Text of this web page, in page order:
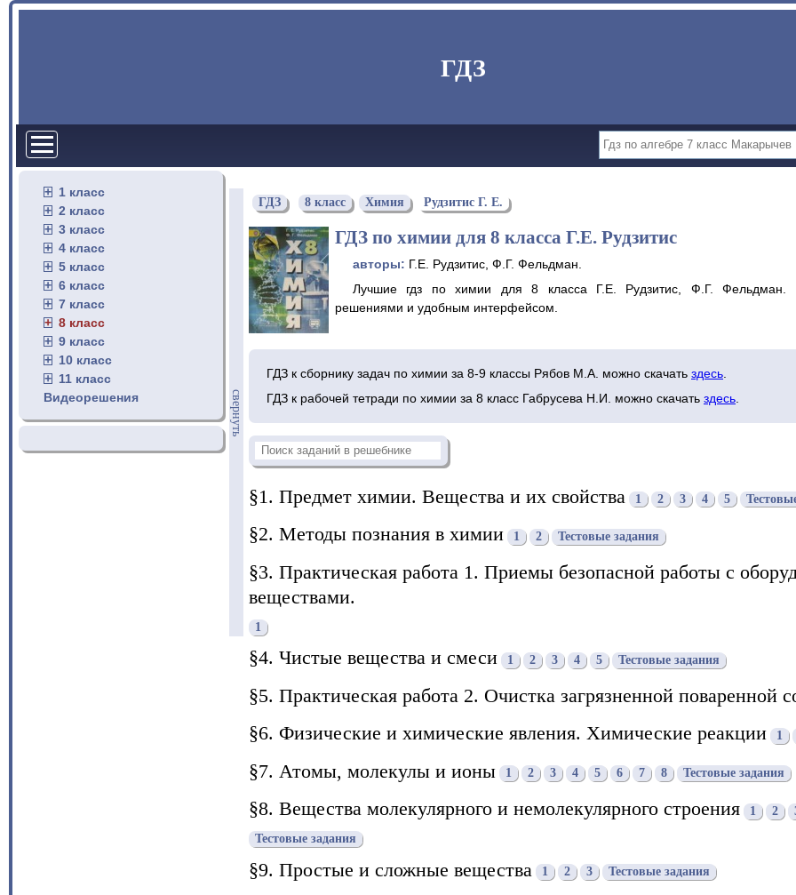
ГДЗ
1 класс
2 класс
3 класс
4 класс
5 класс
6 класс
7 класс
8 класс
9 класс
10 класс
11 класс
Видеорешения
свернуть
ГДЗ 8 класс Химия Рудзитис Г. Е.
ГДЗ по химии для 8 класса Г.Е. Рудзитис
авторы: Г.Е. Рудзитис, Ф.Г. Фельдман.
Лучшие гдз по химии для 8 класса Г.Е. Рудзитис, Ф.Г. Фельдман.
решениями и удобным интерфейсом.
ГДЗ к сборнику задач по химии за 8-9 классы Рябов М.А. можно скачать здесь
ГДЗ к рабочей тетради по химии за 8 класс Габрусева Н.И. можно скачать здесь
§1. Предмет химии. Вещества и их свойства 1 2 3 4 5
§2. Методы познания в химии 1 2 Тестовые задания
§3. Практическая работа 1. Приемы безопасной работы с
веществами.
1
§4. Чистые вещества и смеси 1 2 3 4 5 Тестовые задания
§5. Практическая работа 2. Очистка загрязненной поваренной
§6. Физические и химические явления. Химические реакции 1
§7. Атомы, молекулы и ионы 1 2 3 4 5 6 7 8 Тестовые задания
§8. Вещества молекулярного и немолекулярного строения 1 2
Тестовые задания
§9. Простые и сложные вещества 1 2 3 Тестовые задания